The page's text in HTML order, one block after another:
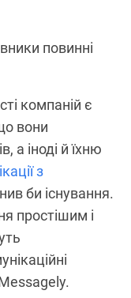
повинні
компаній є
вони
а іноді й їхню
з
би існування.
простішим і